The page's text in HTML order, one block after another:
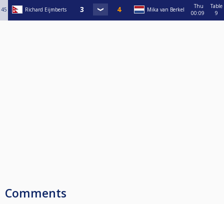
45 Richard Eijmberts Mika van Berkel
Thu
00:09
Table
9
Comments